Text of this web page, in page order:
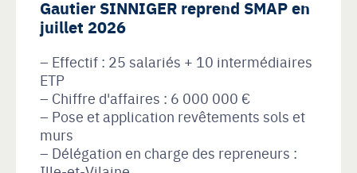
Gautier SINNIGER reprend SMAP en
juillet 2026
Effectif : 25 salariés + 10 intermédiaires
ETP
Chiffre d'affaires : 6 000 000 €
Pose et application revêtements sols et
murs
Délégation en charge des repreneurs :